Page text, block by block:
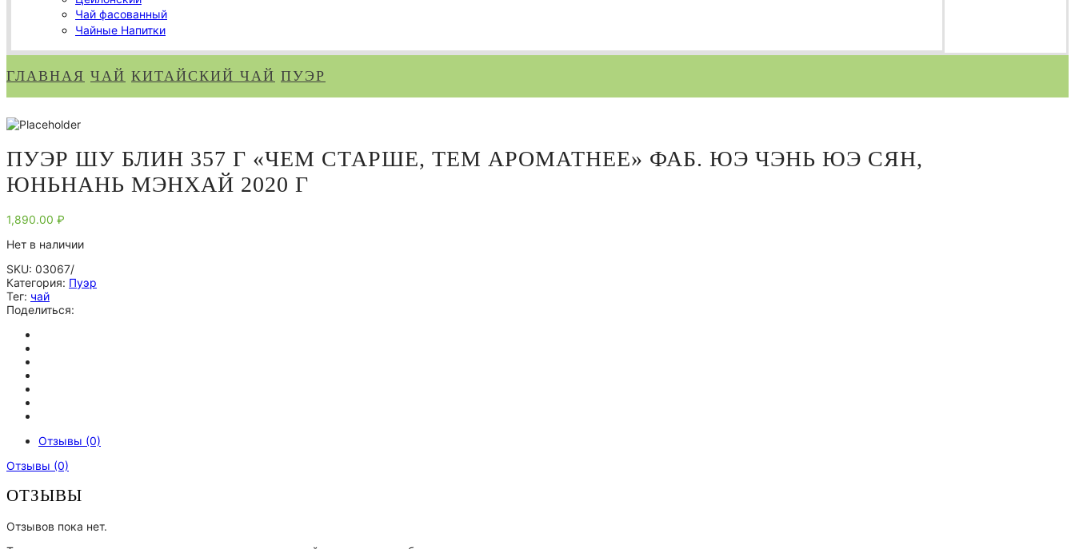
Чай фасованный
Чайные Напитки
ГЛАВНАЯ ЧАЙ КИТАЙСКИЙ ЧАЙ ПУЭР
ПУЭР ШУ БЛИН 357 Г «ЧЕМ СТАРШЕ, ТЕМ АРОМАТНЕЕ» ФАБ. ЮЭ ЧЭНЬ ЮЭ СЯН,
ЮНЬНАНЬ МЭНХАЙ 2020 Г
1,890.00 ₽
Нет в наличии
SKU: 03067/
Категория: Пуэр
Тег: чай
Поделиться:
Отзывы (0)
Отзывы (0)
ОТЗЫВЫ
Отзывов пока нет.